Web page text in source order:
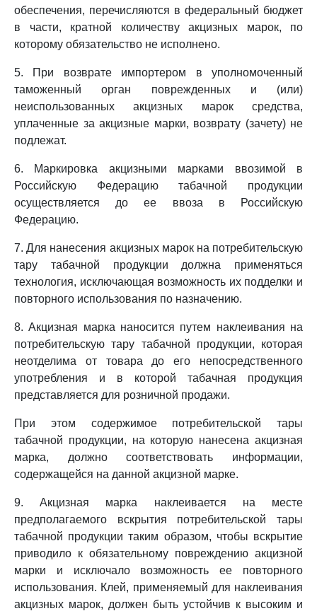
обеспечения, перечисляются в федеральный бюджет
в части, кратной количеству акцизных марок, по
которому обязательство не исполнено.
5. При возврате импортером в уполномоченный
таможенный орган поврежденных и (или)
неиспользованных акцизных марок средства,
уплаченные за акцизные марки, возврату (зачету) не
подлежат.
6. Маркировка акцизными марками ввозимой в
Российскую Федерацию табачной продукции
осуществляется до ее ввоза в Российскую
Федерацию.
7. Для нанесения акцизных марок на потребительскую
тару табачной продукции должна применяться
технология, исключающая возможность их подделки и
повторного использования по назначению.
8. Акцизная марка наносится путем наклеивания на
потребительскую тару табачной продукции, которая
неотделима от товара до его непосредственного
употребления и в которой табачная продукция
представляется для розничной продажи.
При этом содержимое потребительской тары
табачной продукции, на которую нанесена акцизная
марка, должно соответствовать информации,
содержащейся на данной акцизной марке.
9. Акцизная марка наклеивается на месте
предполагаемого вскрытия потребительской тары
табачной продукции таким образом, чтобы вскрытие
приводило к обязательному повреждению акцизной
марки и исключало возможность ее повторного
использования. Клей, применяемый для наклеивания
акцизных марок, должен быть устойчив к высоким и